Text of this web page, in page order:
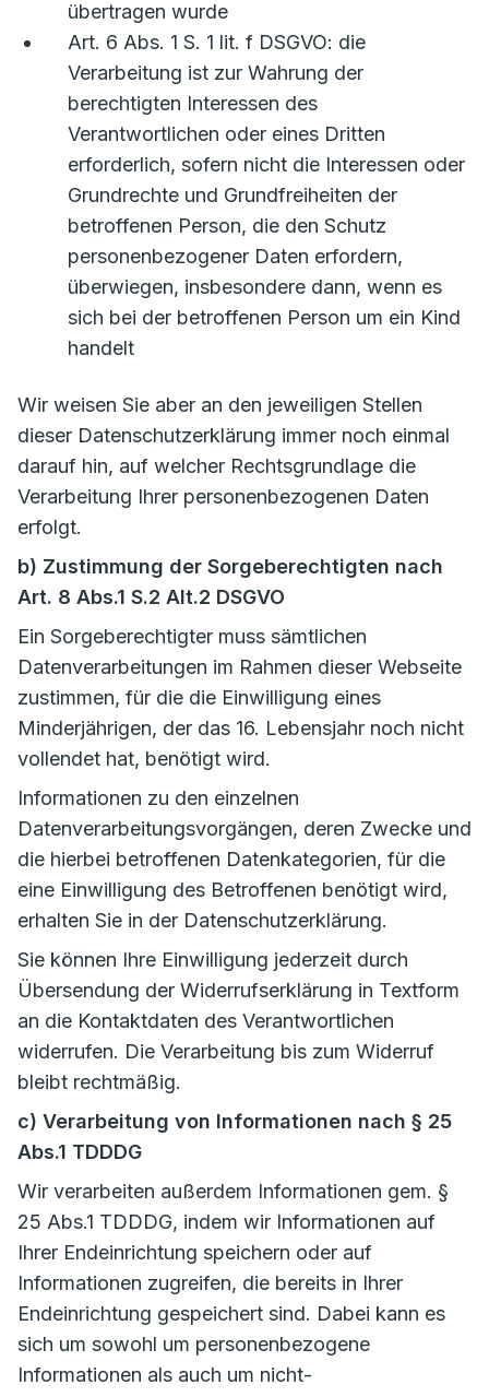
übertragen wurde
Art. 6 Abs. 1 S. 1 lit. f DSGVO: die
Verarbeitung ist zur Wahrung der
berechtigten Interessen des
Verantwortlichen oder eines Dritten
erforderlich, sofern nicht die Interessen oder
Grundrechte und Grundfreiheiten der
betroffenen Person, die den Schutz
personenbezogener Daten erfordern,
überwiegen, insbesondere dann, wenn es
sich bei der betroffenen Person um ein Kind
handelt
Wir weisen Sie aber an den jeweiligen Stellen
dieser Datenschutzerklärung immer noch einmal
darauf hin, auf welcher Rechtsgrundlage die
Verarbeitung Ihrer personenbezogenen Daten
erfolgt.
b) Zustimmung der Sorgeberechtigten nach
Art. 8 Abs.1 S.2 Alt.2 DSGVO
Ein Sorgeberechtigter muss sämtlichen
Datenverarbeitungen im Rahmen dieser Webseite
zustimmen, für die die Einwilligung eines
Minderjährigen, der das 16. Lebensjahr noch nicht
vollendet hat, benötigt wird.
Informationen zu den einzelnen
Datenverarbeitungsvorgängen, deren Zwecke und
die hierbei betroffenen Datenkategorien, für die
eine Einwilligung des Betroffenen benötigt wird,
erhalten Sie in der Datenschutzerklärung.
Sie können Ihre Einwilligung jederzeit durch
Übersendung der Widerrufserklärung in Textform
an die Kontaktdaten des Verantwortlichen
widerrufen. Die Verarbeitung bis zum Widerruf
bleibt rechtmäßig.
c) Verarbeitung von Informationen nach § 25
Abs.1 TDDDG
Wir verarbeiten außerdem Informationen gem. §
25 Abs.1 TDDDG, indem wir Informationen auf
Ihrer Endeinrichtung speichern oder auf
Informationen zugreifen, die bereits in Ihrer
Endeinrichtung gespeichert sind. Dabei kann es
sich um sowohl um personenbezogene
Informationen als auch um nicht-